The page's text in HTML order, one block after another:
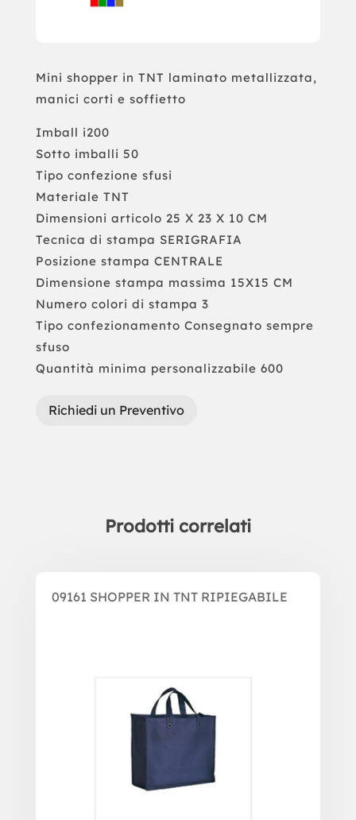
Mini shopper in TNT laminato metallizzata,
manici corti e soffietto
Imball i200
Sotto imballi 50
Tipo confezione sfusi
Materiale TNT
Dimensioni articolo 25 X 23 X 10 CM
Tecnica di stampa SERIGRAFIA
Posizione stampa CENTRALE
Dimensione stampa massima 15X15 CM
Numero colori di stampa 3
Tipo confezionamento Consegnato sempre
sfuso
Quantità minima personalizzabile 600
Richiedi un Preventivo
Prodotti correlati
09161 SHOPPER IN TNT RIPIEGABILE